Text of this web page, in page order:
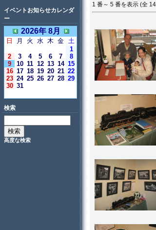
イベントお知らせカレンダ
ー
2026年 8月
日 月 火 水 木 金 土
1
2
3 4 5 6 7
8
9
10 11 12 13 14 15
16 17 18 19 20 21 22
23 24 25 26 27 28 29
30 31
検索
高度な検索
1 番～ 5 番を表示 (全